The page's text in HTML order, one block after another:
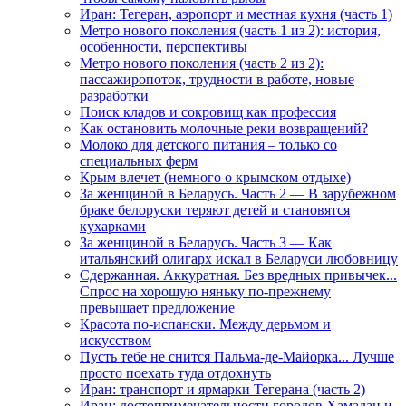
Иран: Тегеран, аэропорт и местная кухня (часть 1)
Метро нового поколения (часть 1 из 2): история,
особенности, перспективы
Метро нового поколения (часть 2 из 2):
пассажиропоток, трудности в работе, новые
разработки
Поиск кладов и сокровищ как профессия
Как остановить молочные реки возвращений?
Молоко для детского питания – только со
специальных ферм
Крым влечет (немного о крымском отдыхе)
За женщиной в Беларусь. Часть 2 — В зарубежном
браке белоруски теряют детей и становятся
кухарками
За женщиной в Беларусь. Часть 3 — Как
итальянский олигарх искал в Беларуси любовницу
Сдержанная. Аккуратная. Без вредных привычек...
Спрос на хорошую няньку по-прежнему
превышает предложение
Красота по-испански. Между дерьмом и
искусством
Пусть тебе не снится Пальма-де-Майорка... Лучше
просто поехать туда отдохнуть
Иран: транспорт и ярмарки Тегерана (часть 2)